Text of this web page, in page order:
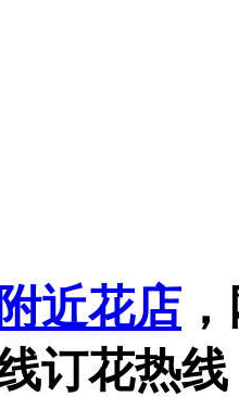
近花店
订花热线